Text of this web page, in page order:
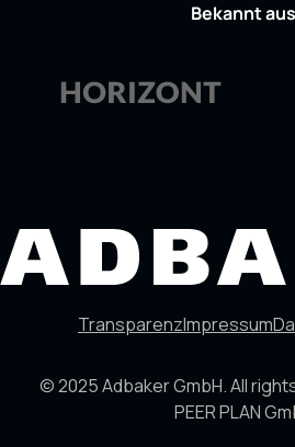
Bekannt
© 2025 Adbaker GmbH. All
PEER PLAN
TransparenzImpressum